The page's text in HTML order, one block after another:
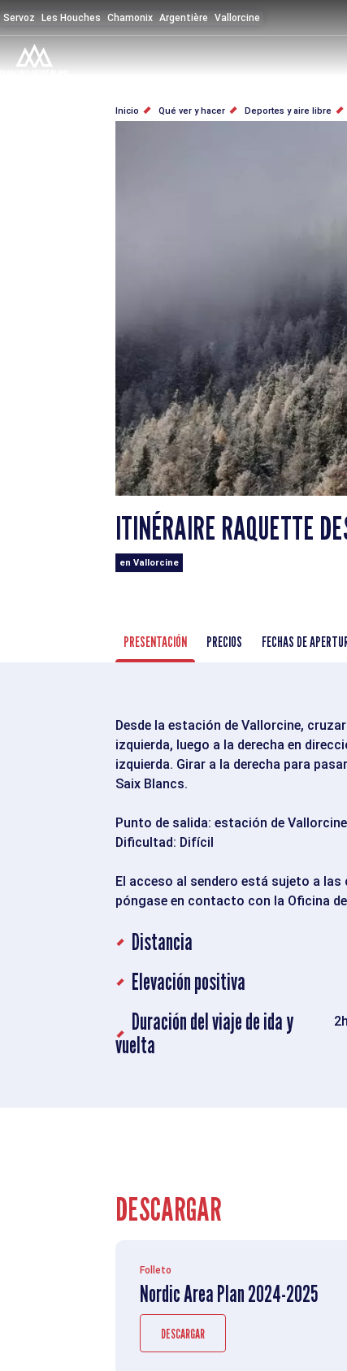
al
contenido
principal
Servoz Les Houches Chamonix Argentière Vallorcine
SOBRESCRIBIR
NAVEGACIÓN
Inicio Qué ver y hacer Deportes y aire libre
ITINÉRAIRE RAQUETTE
en Vallorcine
PRESENTACIÓN PRECIOS FECHAS DE
Desde la estación de Vallorcine,
izquierda, luego a la derecha en
izquierda. Girar a la derecha para
Saix Blancs.
Punto de salida: estación de Vallorcine
Dificultad: Difícil
El acceso al sendero está sujeto a
póngase en contacto con la Oficina
Distancia
Elevación positiva
Duración del viaje de ida y
vuelta
DESCARGAR
Folleto
Nordic Area Plan 2024-2025
DESCARGAR